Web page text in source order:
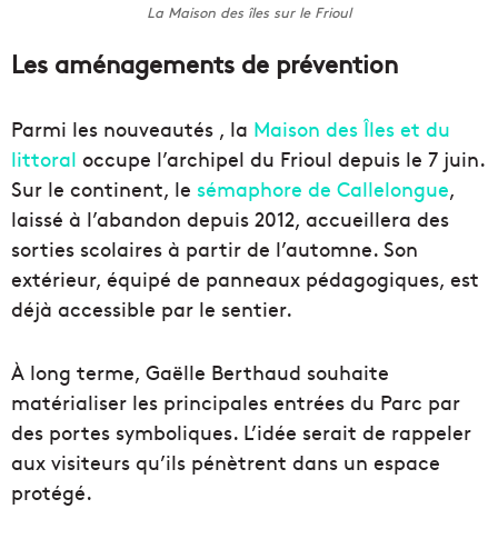
La Maison des îles sur le Frioul
Les aménagements de prévention
Parmi les nouveautés , la Maison des Îles et du
littoral occupe l’archipel du Frioul depuis le 7 juin.
Sur le continent, le sémaphore de Callelongue,
laissé à l’abandon depuis 2012, accueillera des
sorties scolaires à partir de l’automne. Son
extérieur, équipé de panneaux pédagogiques, est
déjà accessible par le sentier.
À long terme, Gaëlle Berthaud souhaite
matérialiser les principales entrées du Parc par
des portes symboliques. L’idée serait de rappeler
aux visiteurs qu’ils pénètrent dans un espace
protégé.